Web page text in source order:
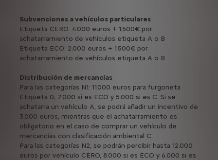
Subvenciones a vehículos particulares
Etiqueta CERO: 4.000 euros + 1.500€ por
achatarramiento de vehículos etiqueta A o B
Etiqueta ECO: 2.000 euros + 1.500€ por
achatarramiento de vehículos etiqueta A o B
Distribución de mercancías
Para las categorías N1: 11.000 euros para furgoneta
Etiqueta 0; 7.000 si es ECO y 5.000 si es C. Si se
achatarra un vehículo A, se podrá añadir un incentivo de
3.000 euros, mientras que el achatarramiento es
obligatorio en el caso de comprar un vehículo de
mercancías con clasificación ambiental C.
Para las categorías N2, se podrán percibir hasta 12.000
euros por vehículo CERO, 8.000 si es ECO y 6.000 si es